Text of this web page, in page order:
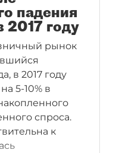
падения
2017 году
рынок
в 2017 году
5-10% в
спроса.
к